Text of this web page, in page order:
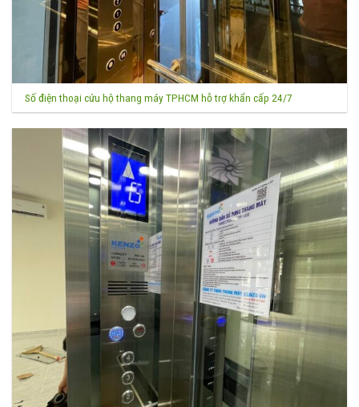
Số điện thoại cứu hộ thang máy TPHCM hỗ trợ khẩn cấp 24/7